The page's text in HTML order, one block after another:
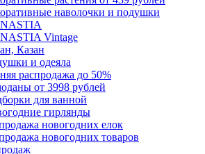
наволочки и подушки
Vintage
Казан
и одеяла
распродажа до 50%
от 3998 рублей
для ванной
гирлянды
новогодних елок
новогодних товаров